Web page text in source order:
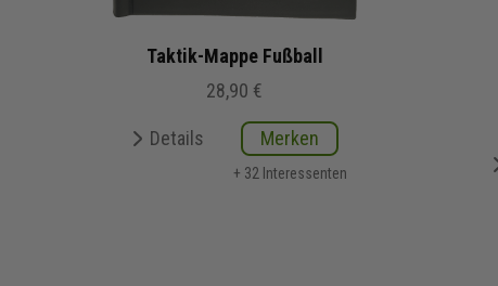
Taktik-Mappe Fußball
28,90 €
Details Merken
+ 32 Interessenten